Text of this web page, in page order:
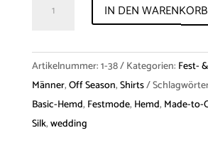
"Boris"
Menge
IN DEN WARENKORB
Artikelnummer:1-38 Kategorien: Fest-
Männer,Off Season,Shirts
Basic-Hemd, Festmode, Hemd, Made-to-
Silk,wedding